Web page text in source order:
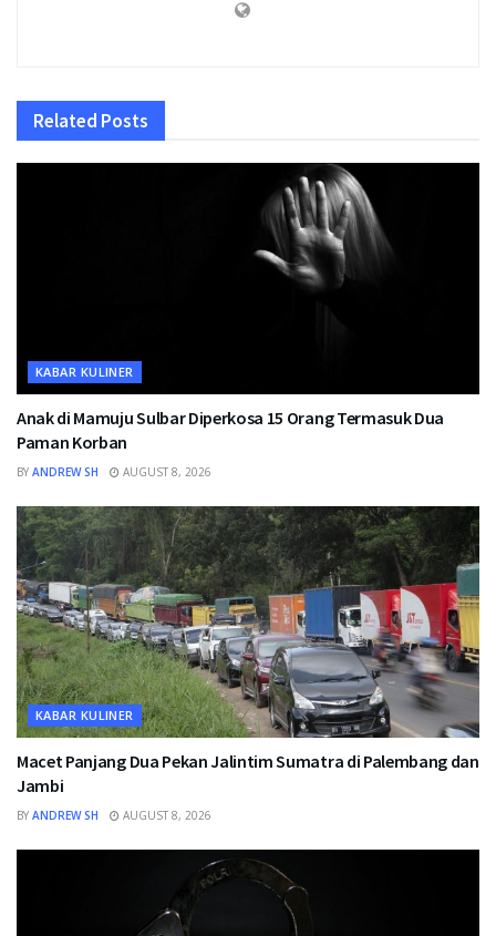
Related Posts
KABAR KULINER
Anak di Mamuju Sulbar Diperkosa 15 Orang Termasuk Dua
Paman Korban
BY ANDREW SH AUGUST 8, 2026
KABAR KULINER
Macet Panjang Dua Pekan Jalintim Sumatra di Palembang dan
Jambi
BY ANDREW SH AUGUST 8, 2026